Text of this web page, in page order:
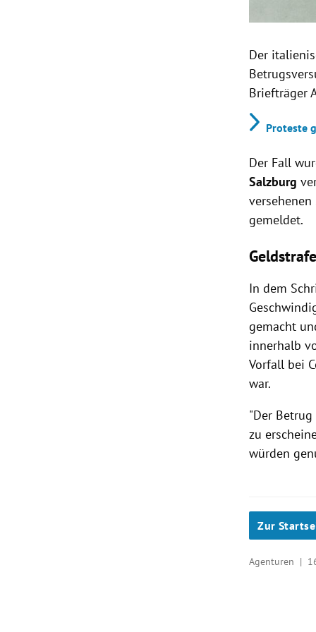
Der
Briefträger
Proteste
Der Fall
Salzburg
gemeldet.
In dem
gemacht
innerhalb
Vorfall bei
war.
"Der
zu
würden
Zur
Agenturen |